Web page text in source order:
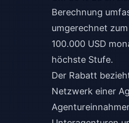
Berechnung
umgerechnet
100.000 USD
höchste Stufe.
Der Rabatt
Netzwerk einer